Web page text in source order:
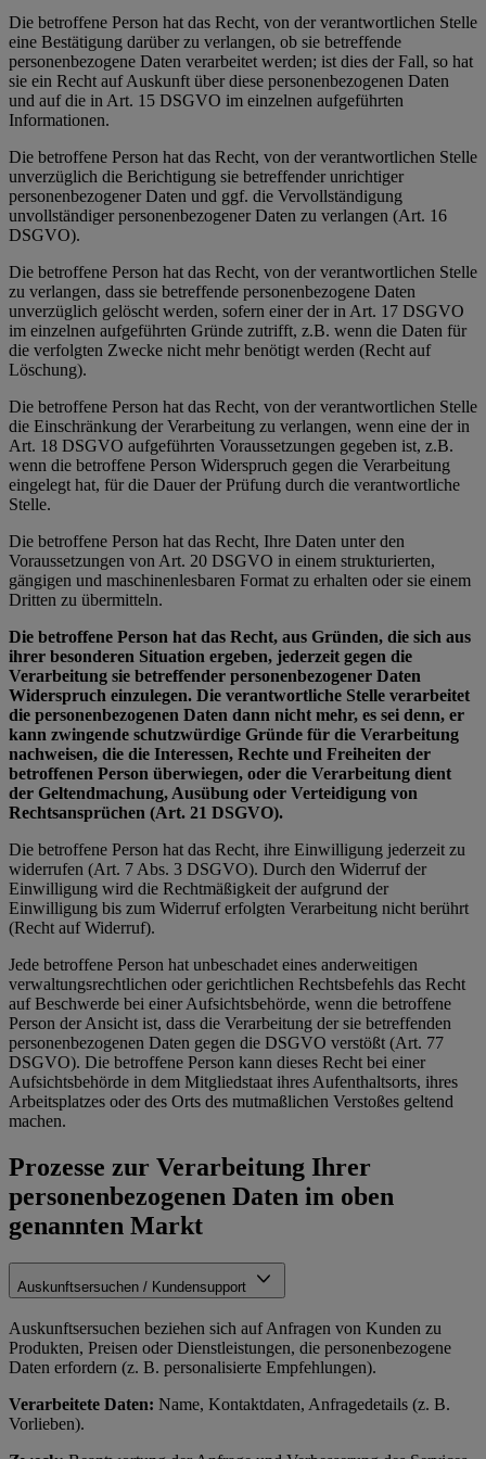
Die betroffene Person hat das Recht, von der verantwortlichen Stelle
eine Bestätigung darüber zu verlangen, ob sie betreffende
personenbezogene Daten verarbeitet werden; ist dies der Fall, so hat
sie ein Recht auf Auskunft über diese personenbezogenen Daten
und auf die in Art. 15 DSGVO im einzelnen aufgeführten
Informationen.
Die betroffene Person hat das Recht, von der verantwortlichen Stelle
unverzüglich die Berichtigung sie betreffender unrichtiger
personenbezogener Daten und ggf. die Vervollständigung
unvollständiger personenbezogener Daten zu verlangen (Art. 16
DSGVO).
Die betroffene Person hat das Recht, von der verantwortlichen Stelle
zu verlangen, dass sie betreffende personenbezogene Daten
unverzüglich gelöscht werden, sofern einer der in Art. 17 DSGVO
im einzelnen aufgeführten Gründe zutrifft, z.B. wenn die Daten für
die verfolgten Zwecke nicht mehr benötigt werden (Recht auf
Löschung).
Die betroffene Person hat das Recht, von der verantwortlichen Stelle
die Einschränkung der Verarbeitung zu verlangen, wenn eine der in
Art. 18 DSGVO aufgeführten Voraussetzungen gegeben ist, z.B.
wenn die betroffene Person Widerspruch gegen die Verarbeitung
eingelegt hat, für die Dauer der Prüfung durch die verantwortliche
Stelle.
Die betroffene Person hat das Recht, Ihre Daten unter den
Voraussetzungen von Art. 20 DSGVO in einem strukturierten,
gängigen und maschinenlesbaren Format zu erhalten oder sie einem
Dritten zu übermitteln.
Die betroffene Person hat das Recht, aus Gründen, die sich aus
ihrer besonderen Situation ergeben, jederzeit gegen die
Verarbeitung sie betreffender personenbezogener Daten
Widerspruch einzulegen. Die verantwortliche Stelle verarbeitet
die personenbezogenen Daten dann nicht mehr, es sei denn, er
kann zwingende schutzwürdige Gründe für die Verarbeitung
nachweisen, die die Interessen, Rechte und Freiheiten der
betroffenen Person überwiegen, oder die Verarbeitung dient
der Geltendmachung, Ausübung oder Verteidigung von
Rechtsansprüchen (Art. 21 DSGVO).
Die betroffene Person hat das Recht, ihre Einwilligung jederzeit zu
widerrufen (Art. 7 Abs. 3 DSGVO). Durch den Widerruf der
Einwilligung wird die Rechtmäßigkeit der aufgrund der
Einwilligung bis zum Widerruf erfolgten Verarbeitung nicht berührt
(Recht auf Widerruf).
Jede betroffene Person hat unbeschadet eines anderweitigen
verwaltungsrechtlichen oder gerichtlichen Rechtsbefehls das Recht
auf Beschwerde bei einer Aufsichtsbehörde, wenn die betroffene
Person der Ansicht ist, dass die Verarbeitung der sie betreffenden
personenbezogenen Daten gegen die DSGVO verstößt (Art. 77
DSGVO). Die betroffene Person kann dieses Recht bei einer
Aufsichtsbehörde in dem Mitgliedstaat ihres Aufenthaltsorts, ihres
Arbeitsplatzes oder des Orts des mutmaßlichen Verstoßes geltend
machen.
Prozesse zur Verarbeitung Ihrer
personenbezogenen Daten im oben
genannten Markt
Auskunftsersuchen / Kundensupport
Auskunftsersuchen beziehen sich auf Anfragen von Kunden zu
Produkten, Preisen oder Dienstleistungen, die personenbezogene
Daten erfordern (z. B. personalisierte Empfehlungen).
Verarbeitete Daten: Name, Kontaktdaten, Anfragedetails (z. B.
Vorlieben).